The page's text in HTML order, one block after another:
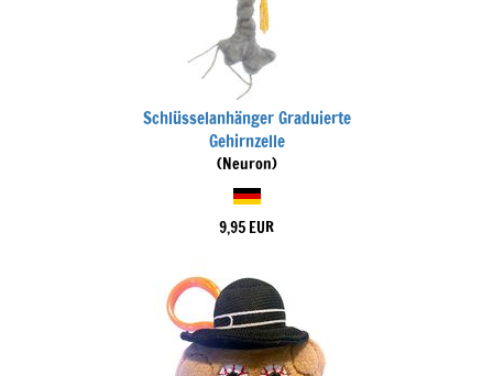
Schlüsselanhänger Graduierte
Gehirnzelle
(Neuron)
9,95 EUR